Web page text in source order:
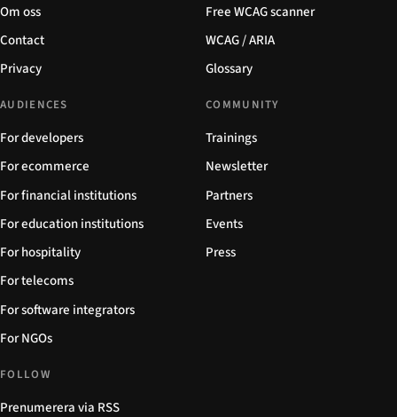
Om oss
Contact
Privacy
Free WCAG scanner
WCAG / ARIA
Glossary
AUDIENCES
For developers
For ecommerce
For financial institutions
For education institutions
For hospitality
For telecoms
For software integrators
For NGOs
COMMUNITY
Trainings
Newsletter
Partners
Events
Press
FOLLOW
Prenumerera via RSS